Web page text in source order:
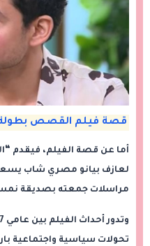
قصة فيلم القصص بطولة
أما عن قصة الفيلم، فيقدم
لعازف بيانو مصري شاب يسعى
مراسلات جمعته بصديقة
تحولات سياسية واجتماعية